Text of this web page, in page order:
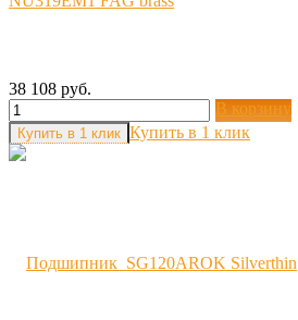
38 108 руб.
В корзину
Купить в 1 клик